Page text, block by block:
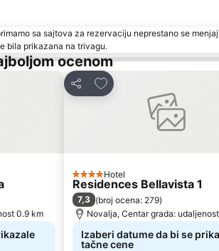
sa sajtova za rezervaciju neprestano se
bila prikazana na trivagu.
ocenom
0.9 km
Deli
Dodati u favorite
4 Zvezdice
Hotel
Residences Bellavista 1
7,3 (broj ocena: 279)
Novalja, Centar grada:
Izaberi datume da bi se
tačne cene